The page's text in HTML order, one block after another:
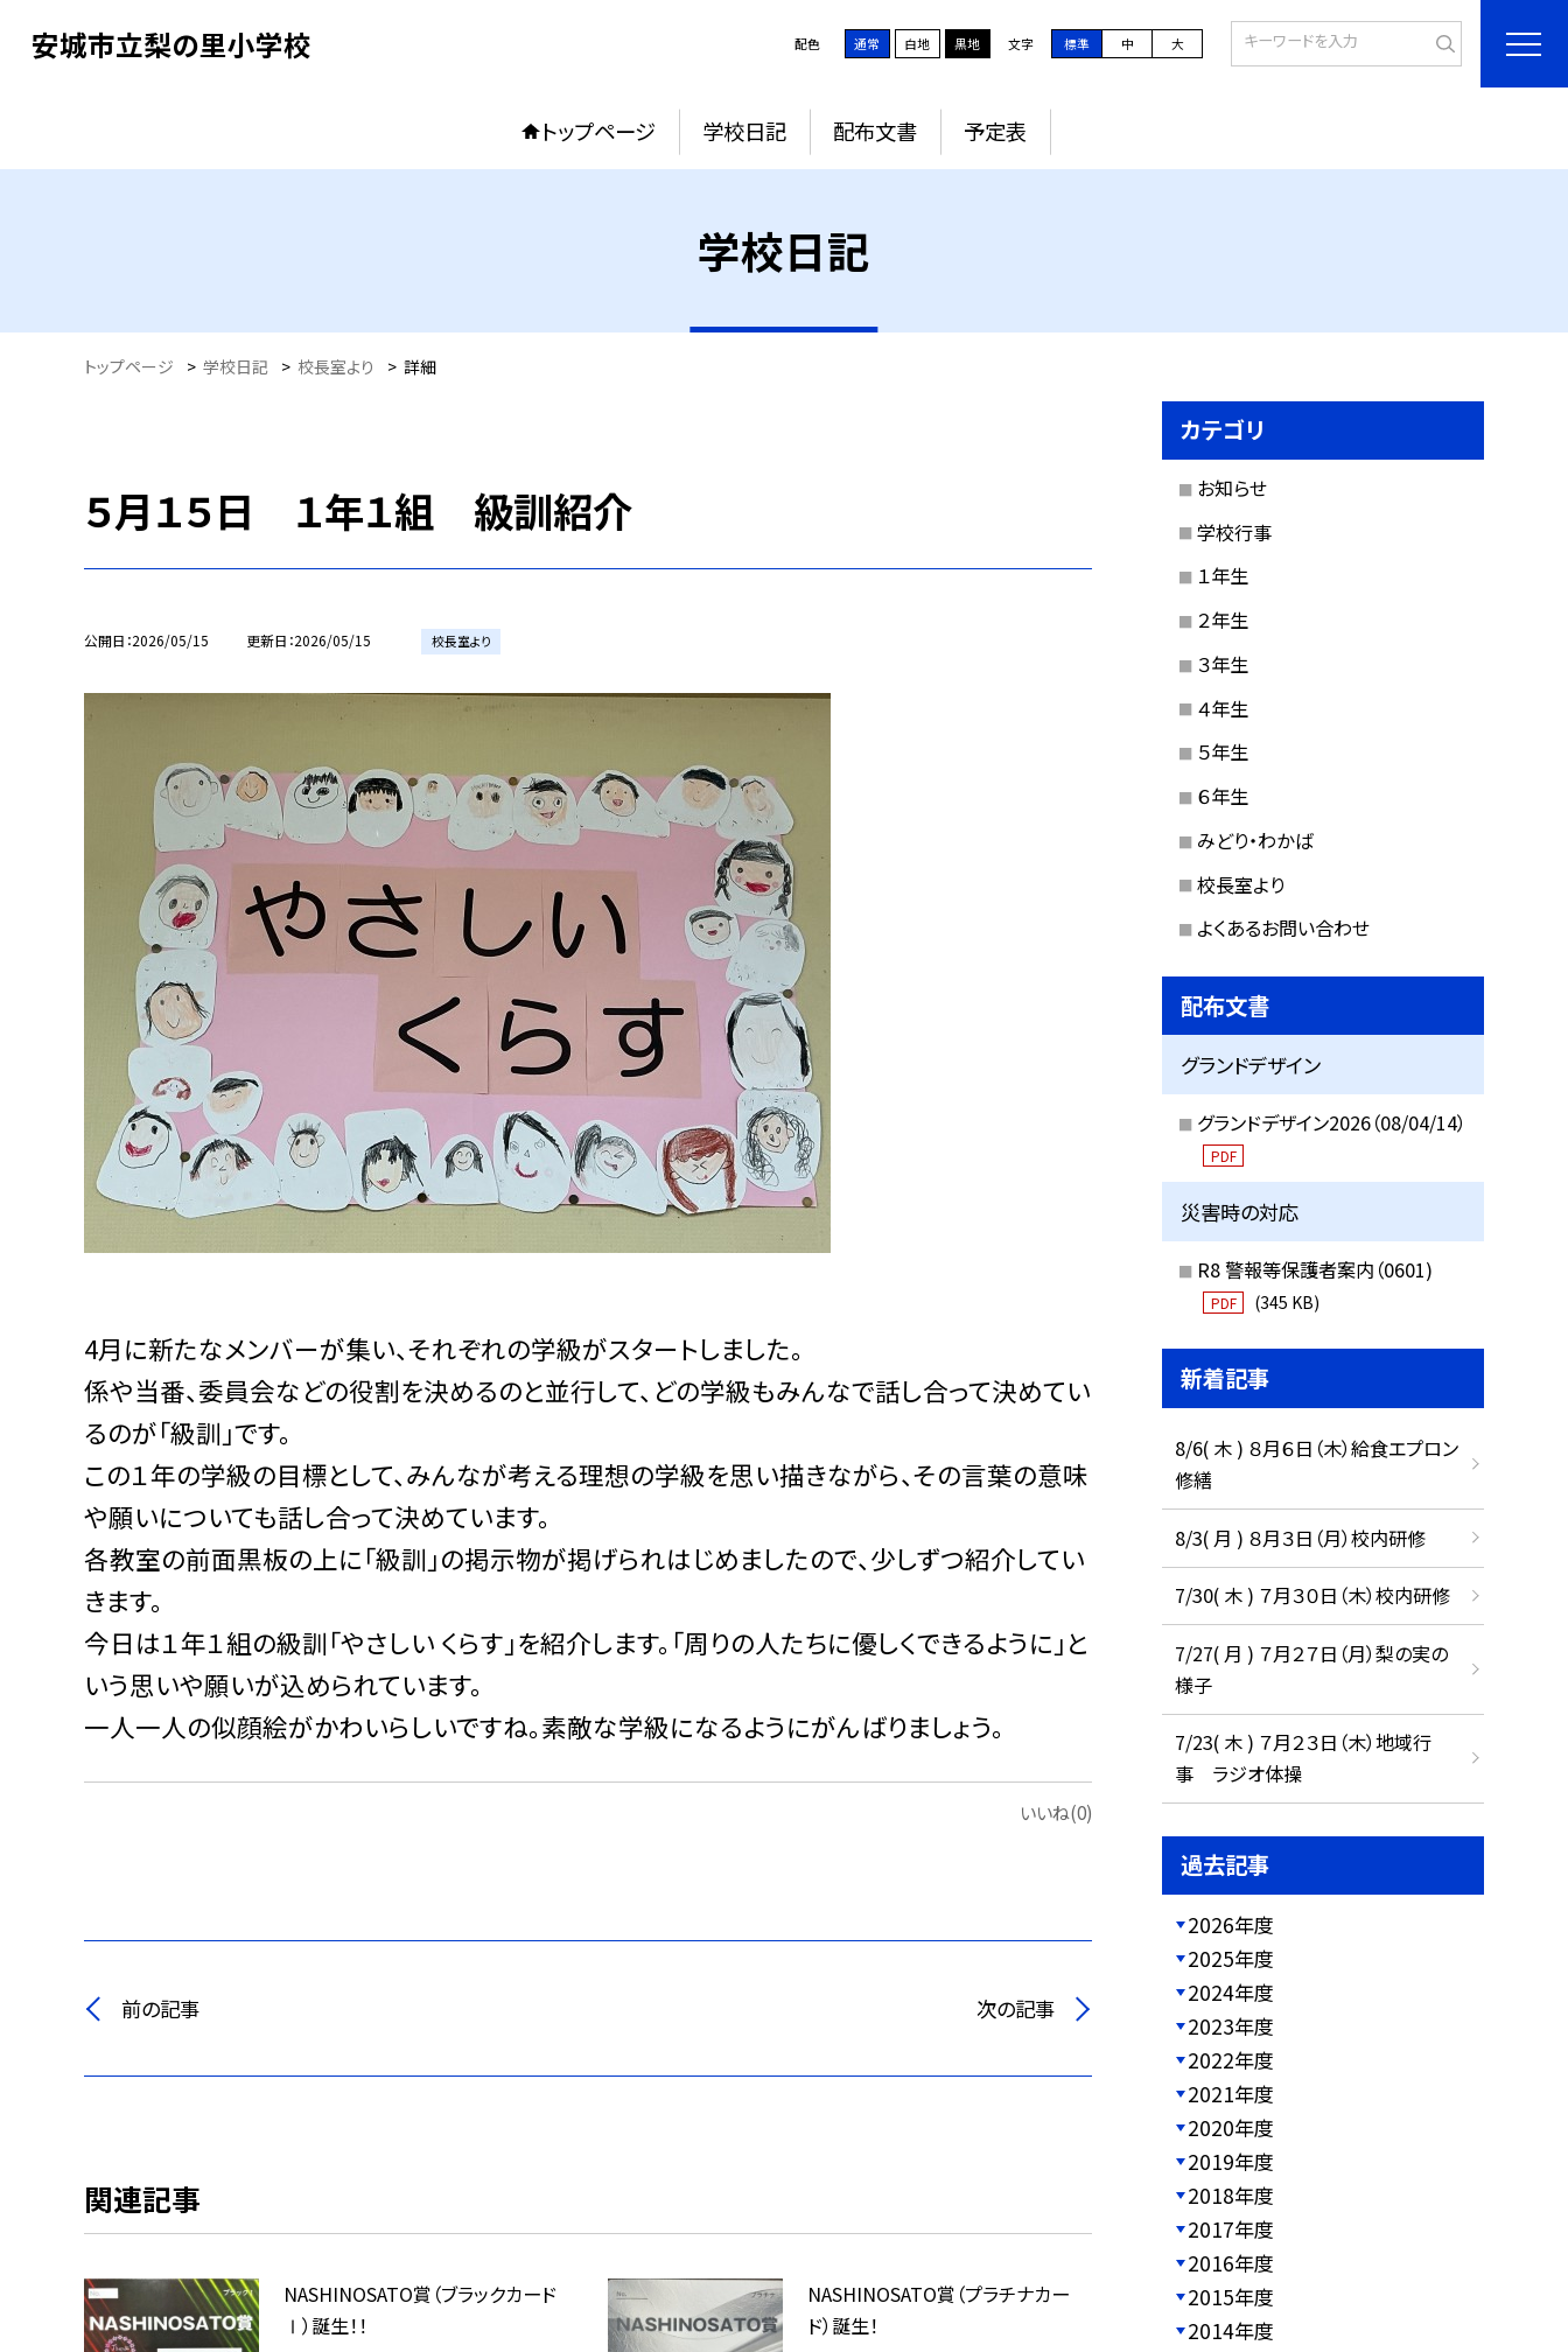
安城市立梨の里小学校 配色 通常 白地 黒地 文字 標準 中 大
トップページ 学校日記 配布文書 予定表
学校日記
トップページ > 学校日記 > 校長室より > 詳細
５月１５日 １年１組 級訓紹介
公開日 2026/05/15 更新日 2026/05/15 校長室より
4月に新たなメンバーが集い、それぞれの学級がスタートしました。
係や当番、委員会などの役割を決めるのと並行して、どの学級もみんなで話し合って決めてい
るのが「級訓」です。
この１年の学級の目標として、みんなが考える理想の学級を思い描きながら、その言葉の意味
や願いについても話し合って決めています。
各教室の前面黒板の上に「級訓」の掲示物が掲げられはじめましたので、少しずつ紹介してい
きます。
今日は１年１組の級訓「やさしい くらす」を紹介します。「周りの人たちに優しくできるように」と
いう思いや願いが込められています。
一人一人の似顔絵がかわいらしいですね。素敵な学級になるようにがんばりましょう。
いいね(0)
前の記事 次の記事
関連記事
NASHINOSATO賞（ブラックカード
Ⅰ）誕生！！
NASHINOSATO賞（プラチナカー
ド）誕生！
カテゴリ
お知らせ
学校行事
１年生
２年生
３年生
４年生
５年生
６年生
みどり・わかば
校長室より
よくあるお問い合わせ
配布文書
グランドデザイン
グランドデザイン2026（08/04/14）
PDF
災害時の対応
R8 警報等保護者案内（0601)
PDF (345 KB)
新着記事
8/6( 木 ) ８月６日（木）給食エプロン
修繕
8/3( 月 ) ８月３日（月）校内研修
7/30( 木 ) ７月３０日（木）校内研修
7/27( 月 ) ７月２７日（月）梨の実の
様子
7/23( 木 ) ７月２３日（木）地域行
事 ラジオ体操
過去記事
2026年度
2025年度
2024年度
2023年度
2022年度
2021年度
2020年度
2019年度
2018年度
2017年度
2016年度
2015年度
2014年度